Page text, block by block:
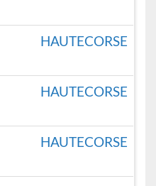
HAUTECORSE
HAUTECORSE
HAUTECORSE